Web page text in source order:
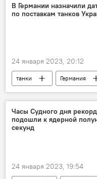
В Германии назначили
по поставкам танков
24 января 2023, 20:12
танки Германия
Часы Судного дня
подошли к ядерной
секунд
24 января 2023, 19:54